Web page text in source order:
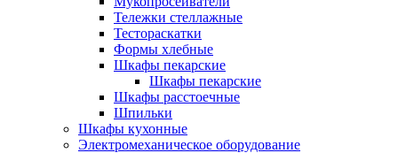
Тележки стеллажные
Тестораскатки
Формы хлебные
Шкафы пекарские
Шкафы пекарские
Шкафы расстоечные
Шпильки
Шкафы кухонные
Электромеханическое оборудование